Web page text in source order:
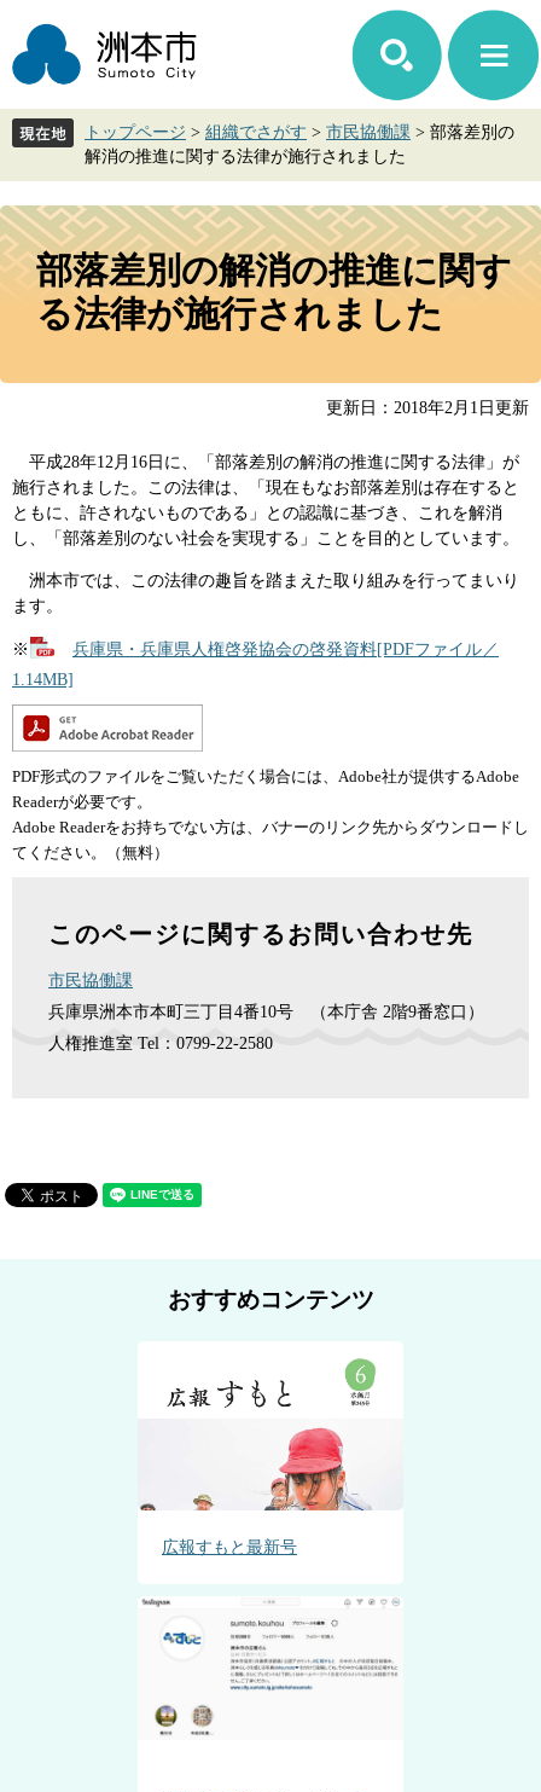
ジ
先
ュ
を
て
本
トップページ > 組織でさがす > 市民協働課 > 部落差別の
解消の推進に関する法律が施行されました
本
文
部落差別の解消の推進に関す
る法律が施行されました
更新日：2018年2月1日更新
平成28年12月16日に、「部落差別の解消の推進に関する法律」が
施行されました。この法律は、「現在もなお部落差別は存在すると
ともに、許されないものである」との認識に基づき、これを解消
し、「部落差別のない社会を実現する」ことを目的としています。
洲本市では、この法律の趣旨を踏まえた取り組みを行ってまいり
ます。
※
兵庫県・兵庫県人権啓発協会の啓発資料[PDFファイル／
1.14MB]
PDF形式のファイルをご覧いただく場合には、Adobe社が提供するAdobe
Readerが必要です。
Adobe Readerをお持ちでない方は、バナーのリンク先からダウンロードし
てください。（無料）
このページに関するお問い合わせ先
市民協働課
兵庫県洲本市本町三丁目4番10号 （本庁舎 2階9番窓口）
人権推進室 Tel：0799-22-2580
おすすめコンテンツ
広報すもと最新号